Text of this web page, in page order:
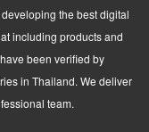
the best digital
including products and
been verified by
in Thailand. We deliver
team.